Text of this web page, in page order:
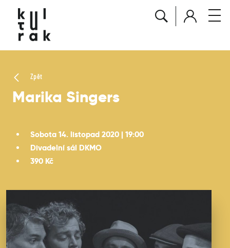
Zpět
Marika Singers
Sobota 14. listopad 2020 | 19:00
Divadelní sál DKMO
390 Kč